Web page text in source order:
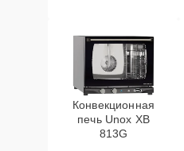
Конвекционная
печь Unox XB
813G